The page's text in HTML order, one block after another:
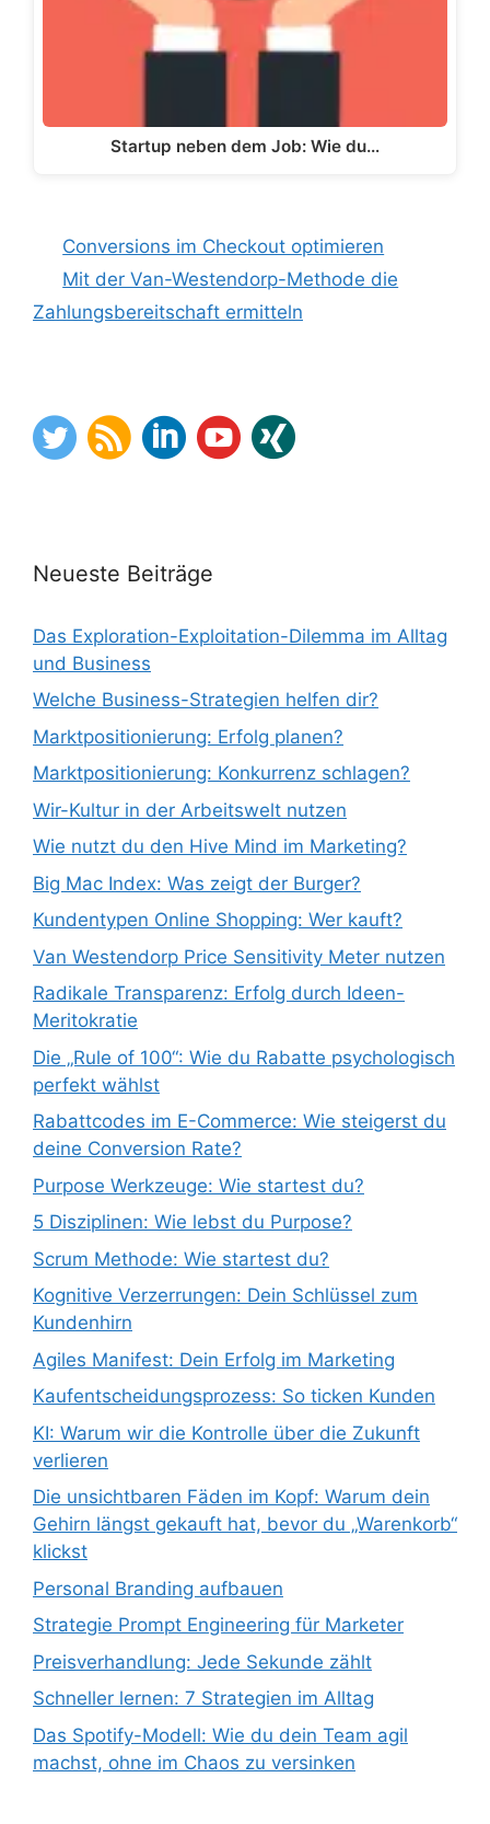
Startup neben dem Job: Wie du…
Conversions im Checkout optimieren
Mit der Van-Westendorp-Methode die
Zahlungsbereitschaft ermitteln
Neueste Beiträge
Das Exploration-Exploitation-Dilemma im Alltag
und Business
Welche Business-Strategien helfen dir?
Marktpositionierung: Erfolg planen?
Marktpositionierung: Konkurrenz schlagen?
Wir-Kultur in der Arbeitswelt nutzen
Wie nutzt du den Hive Mind im Marketing?
Big Mac Index: Was zeigt der Burger?
Kundentypen Online Shopping: Wer kauft?
Van Westendorp Price Sensitivity Meter nutzen
Radikale Transparenz: Erfolg durch Ideen-
Meritokratie
Die „Rule of 100“: Wie du Rabatte psychologisch
perfekt wählst
Rabattcodes im E-Commerce: Wie steigerst du
deine Conversion Rate?
Purpose Werkzeuge: Wie startest du?
5 Disziplinen: Wie lebst du Purpose?
Scrum Methode: Wie startest du?
Kognitive Verzerrungen: Dein Schlüssel zum
Kundenhirn
Agiles Manifest: Dein Erfolg im Marketing
Kaufentscheidungsprozess: So ticken Kunden
KI: Warum wir die Kontrolle über die Zukunft
verlieren
Die unsichtbaren Fäden im Kopf: Warum dein
Gehirn längst gekauft hat, bevor du „Warenkorb“
klickst
Personal Branding aufbauen
Strategie Prompt Engineering für Marketer
Preisverhandlung: Jede Sekunde zählt
Schneller lernen: 7 Strategien im Alltag
Das Spotify-Modell: Wie du dein Team agil
machst, ohne im Chaos zu versinken